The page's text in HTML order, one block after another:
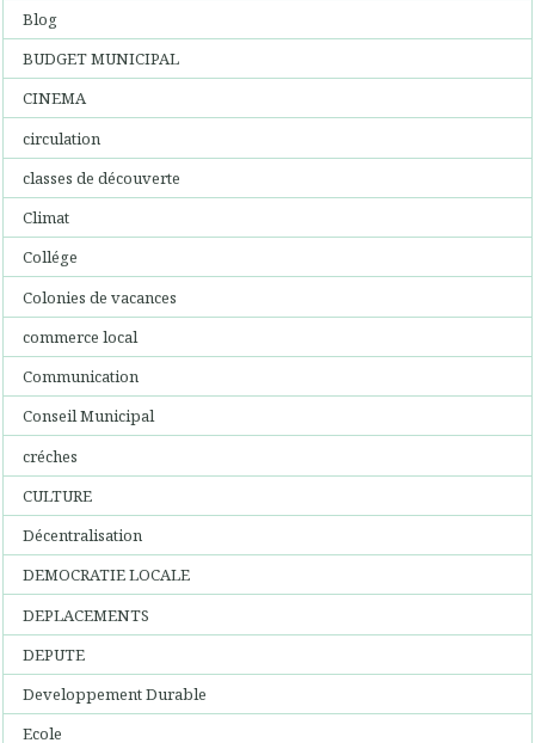
Blog
BUDGET MUNICIPAL
CINEMA
circulation
classes de découverte
Climat
Collége
Colonies de vacances
commerce local
Communication
Conseil Municipal
créches
CULTURE
Décentralisation
DEMOCRATIE LOCALE
DEPLACEMENTS
DEPUTE
Developpement Durable
Ecole